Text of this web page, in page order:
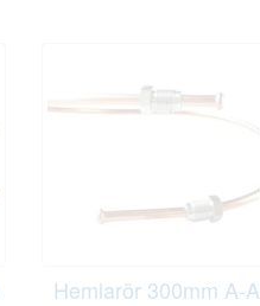
Hemlarör 300mm A-A